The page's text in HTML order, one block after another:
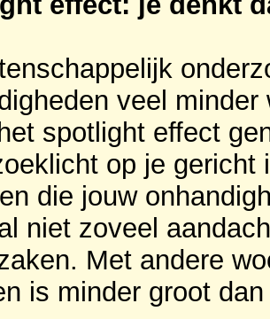
veel
spotlight effect
op je gericht
die jouw
niet zoveel
Met andere
is minder groot